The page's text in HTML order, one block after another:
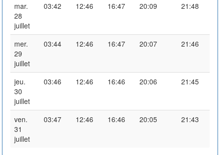
mar.
28
juillet
03:42 12:46 16:47 20:09 21:48
mer.
29
juillet
03:44 12:46 16:47 20:07 21:46
jeu.
30
juillet
03:46 12:46 16:46 20:06 21:45
ven.
31
juillet
03:47 12:46 16:46 20:05 21:43